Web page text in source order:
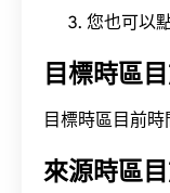
您也可以
目標時區
目標時區目前
來源時區